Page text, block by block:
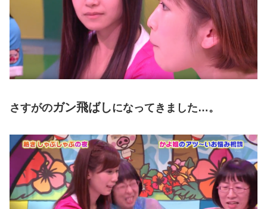
さすがのガン飛ばしになってきました…。